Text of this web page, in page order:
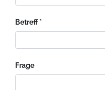
Betreff
Frage